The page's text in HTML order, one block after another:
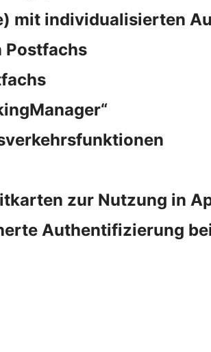
mit individualisierten
Postfachs
zur Nutzung in
Authentifizierung